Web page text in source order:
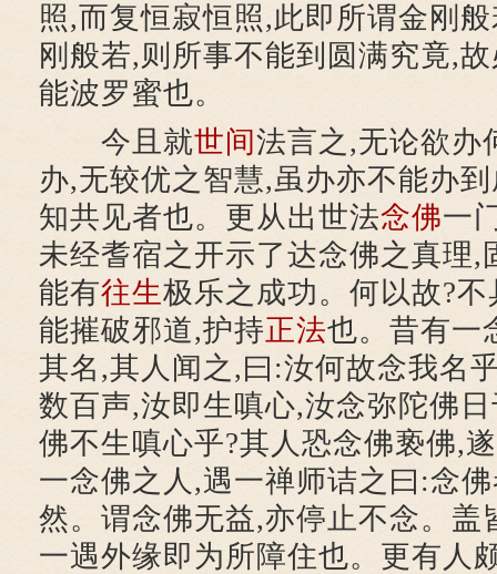
照,而复恒寂恒照,此即所谓金刚
刚般若,则所事不能到圆满究竟,
能波罗蜜也。
今且就世间法言之,无论欲办
办,无较优之智慧,虽办亦不能办
知共见者也。更从出世法念佛一
未经耆宿之开示了达念佛之真理,
能有往生极乐之成功。何以故?
能摧破邪道,护持正法也。昔有一
其名,其人闻之,曰:汝何故念我名
数百声,汝即生嗔心,汝念弥陀佛
佛不生嗔心乎?其人恐念佛亵佛,
一念佛之人,遇一禅师诘之曰:念
然。谓念佛无益,亦停止不念。盖
一遇外缘即为所障住也。更有人